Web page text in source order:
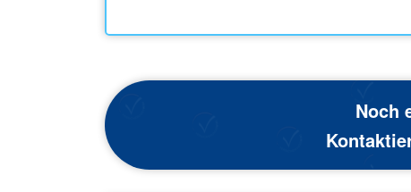
Noch